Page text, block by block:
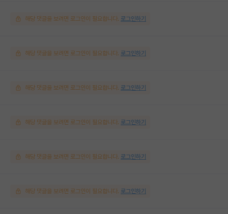
해당 댓글을 보려면 로그인이 필요합니다. 로그인하기
해당 댓글을 보려면 로그인이 필요합니다. 로그인하기
해당 댓글을 보려면 로그인이 필요합니다. 로그인하기
해당 댓글을 보려면 로그인이 필요합니다. 로그인하기
해당 댓글을 보려면 로그인이 필요합니다. 로그인하기
해당 댓글을 보려면 로그인이 필요합니다. 로그인하기